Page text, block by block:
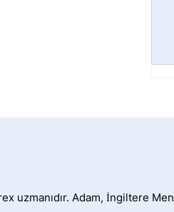
uzmanıdır. Adam, İngiltere